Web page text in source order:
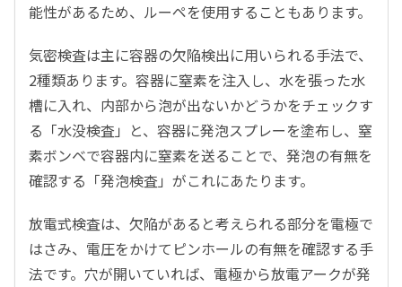
能性があるため、ルーペを使用することもあります。
気密検査は主に容器の欠陥検出に用いられる手法で、
2種類あります。容器に窒素を注入し、水を張った水
槽に入れ、内部から泡が出ないかどうかをチェックす
る「水没検査」と、容器に発泡スプレーを塗布し、窒
素ボンベで容器内に窒素を送ることで、発泡の有無を
確認する「発泡検査」がこれにあたります。
放電式検査は、欠陥があると考えられる部分を電極で
はさみ、電圧をかけてピンホールの有無を確認する手
法です。穴が開いていれば、電極から放電アークが発